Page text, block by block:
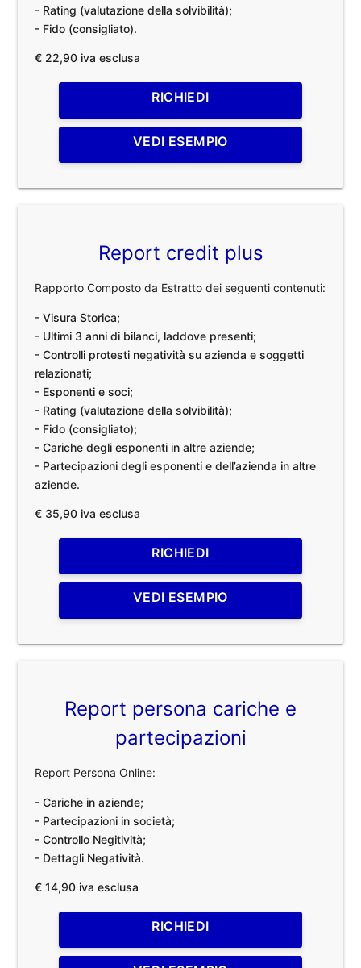
- Rating (valutazione della solvibilità);
- Fido (consigliato).
€ 22,90 iva esclusa
RICHIEDI
VEDI ESEMPIO
Report credit plus
Rapporto Composto da Estratto dei seguenti contenuti:
- Visura Storica;
- Ultimi 3 anni di bilanci, laddove presenti;
- Controlli protesti negatività su azienda e soggetti
relazionati;
- Esponenti e soci;
- Rating (valutazione della solvibilità);
- Fido (consigliato);
- Cariche degli esponenti in altre aziende;
- Partecipazioni degli esponenti e dell’azienda in altre
aziende.
€ 35,90 iva esclusa
RICHIEDI
VEDI ESEMPIO
Report persona cariche e
partecipazioni
Report Persona Online:
- Cariche in aziende;
- Partecipazioni in società;
- Controllo Negitività;
- Dettagli Negatività.
€ 14,90 iva esclusa
RICHIEDI